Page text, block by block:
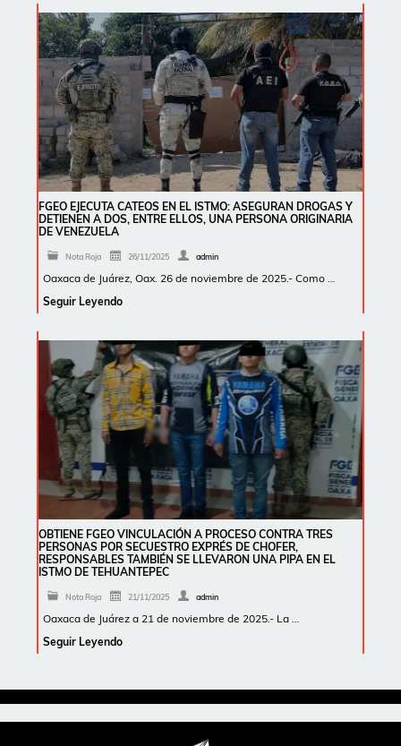
FGEO EJECUTA CATEOS EN EL ISTMO: ASEGURAN DROGAS Y
DETIENEN A DOS, ENTRE ELLOS, UNA PERSONA ORIGINARIA
DE VENEZUELA
Nota Roja 26/11/2025 admin
Oaxaca de Juárez, Oax. 26 de noviembre de 2025.- Como …
Seguir Leyendo
OBTIENE FGEO VINCULACIÓN A PROCESO CONTRA TRES
PERSONAS POR SECUESTRO EXPRÉS DE CHOFER,
RESPONSABLES TAMBIÉN SE LLEVARON UNA PIPA EN EL
ISTMO DE TEHUANTEPEC
Nota Roja 21/11/2025 admin
Oaxaca de Juárez a 21 de noviembre de 2025.- La …
Seguir Leyendo